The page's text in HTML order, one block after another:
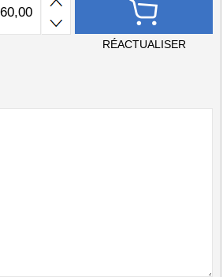
RÉACTUALISER